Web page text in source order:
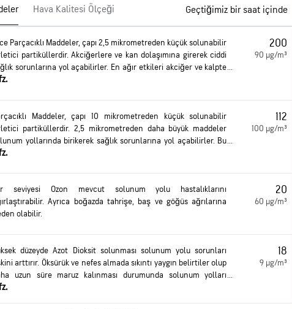
Hava Kalitesi Ölçeği Geçtiğimiz bir saat içinde
Parçacıklı Maddeler, çapı 2,5 mikrometreden küçük solunabilir
partiküllerdir. Akciğerlere ve kan dolaşımına girerek ciddi
sorunlarına yol açabilirler. En ağır etkileri akciğer ve kalpte
Bu maddelere maruz kalma öksürüğe veya solunum
gelişmesine yol açabilir.
200
90 µg/m³
Maddeler, çapı 10 mikrometreden küçük solunabilir
partiküllerdir. 2,5 mikrometreden daha büyük maddeler
yollarında birikerek sağlık sorunlarına yol açabilirler. Bu
maruz kalınması, gözde ve boğazda tahrişe, öksürüğe,
daha ciddi etkilere yol açabilir.
112
100 µg/m³
seviyesi Ozon mevcut solunum yolu hastalıklarını
Ayrıca boğazda tahrişe, baş ve göğüs ağrılarına
olabilir.
20
60 µg/m³
düzeyde Azot Dioksit solunması solunum yolu sorunları
arttırır. Öksürük ve nefes almada sıkıntı yaygın belirtiler olup
uzun süre maruz kalınması durumunda solunum yolları
gibi daha ciddi sağlık sorunları oluşabilir.
18
9 µg/m³